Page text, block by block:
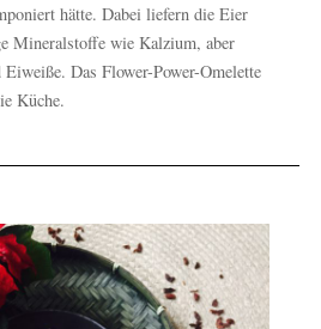
hätte. Dabei liefern die Eier
Mineralstoffe wie Kalzium, aber
Das Flower-Power-Omelette
Küche.